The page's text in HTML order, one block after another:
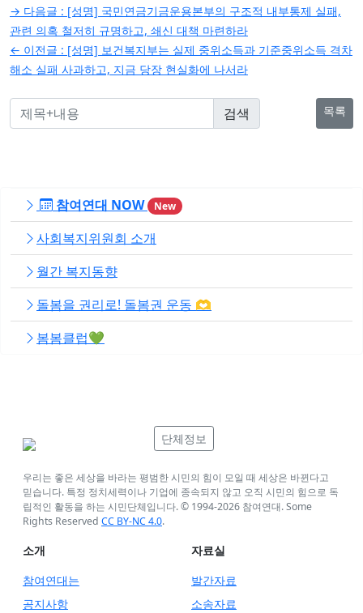
글
탐
색
→ 다음글 : [성명] 국민연금기금운용본부의 구조적 내부통제 실패,
관련 의혹 철저히 규명하고, 쇄신 대책 마련하라
← 이전글 : [성명] 보건복지부는 실제 중위소득과 기준중위소득 격차
해소 실패 사과하고, 지금 당장 현실화에 나서라
목록
참여연대 NOW New
사회복지위원회 소개
월간 복지동향
돌봄을 권리로! 돌봄권 운동 🫶
봄봄클럽💚
단체정보
우리는 좋은 세상을 바라는 평범한 시민의 힘이 모일 때 세상은 바뀐다고
믿습니다. 특정 정치세력이나 기업에 종속되지 않고 오직 시민의 힘으로 독
립적인 활동을 하는 시민단체입니다. © 1994-2026 참여연대. Some
Rights Reserved CC BY-NC 4.0.
소개
참여연대는
공지사항
자료실
발간자료
소송자료